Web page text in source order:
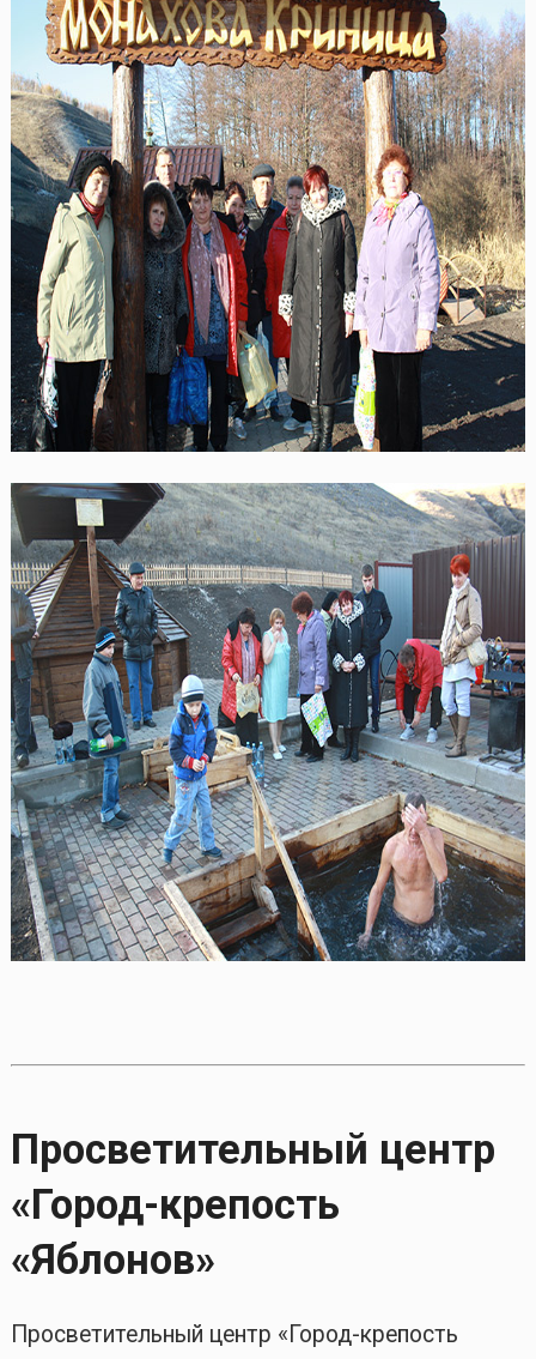
Просветительный центр
«Город-крепость
«Яблонов»
Просветительный центр «Город-крепость